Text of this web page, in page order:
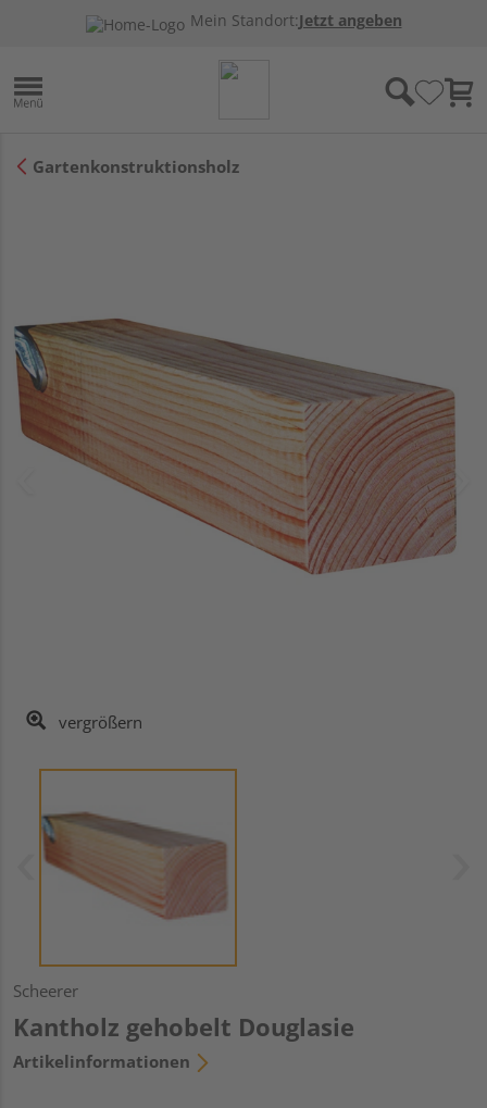
Mein Standort:Jetzt angeben
Gartenkonstruktionsholz
vergrößern
Scheerer
Kantholz gehobelt Douglasie
Artikelinformationen